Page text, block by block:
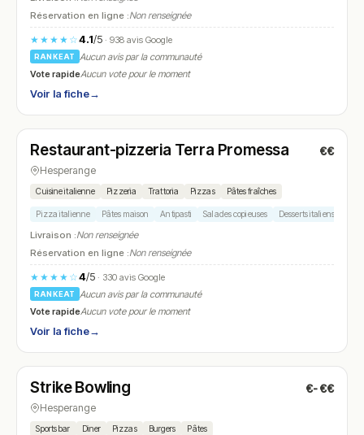
Réservation en ligne :Non renseignée
★★★★☆4.1/5· 938 avis Google
RANKEAT
Aucun avis par la communauté
Vote rapideAucun vote pour le moment
Voir la fiche→
N° 25
Restaurant-pizzeria Terra Promessa €€
Hesperange
Cuisine italienne Pizzeria Trattoria Pizzas Pâtes fraîches
Pizza italienne Pâtes maison Antipasti Salades copieuses Desserts italiens
Livraison :Non renseignée
Réservation en ligne :Non renseignée
★★★★☆4/5· 330 avis Google
RANKEAT
Aucun avis par la communauté
Vote rapideAucun vote pour le moment
Voir la fiche→
N° 26
Strike Bowling €-€€
Hesperange
Sports bar Diner Pizzas Burgers Pâtes